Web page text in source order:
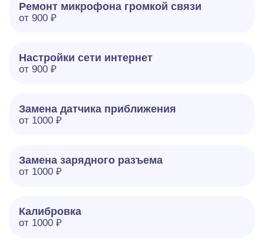
Ремонт микрофона громкой связи
от 900 ₽
Настройки сети интернет
от 900 ₽
Замена датчика приближения
от 1000 ₽
Замена зарядного разъема
от 1000 ₽
Калибровка
от 1000 ₽